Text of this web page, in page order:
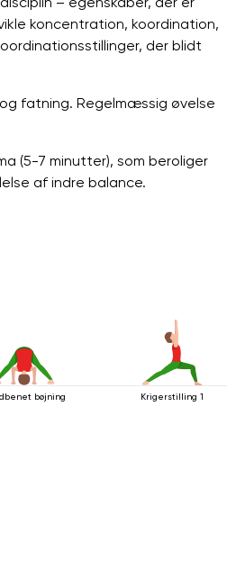
koncentration, koordination,
der blidt
fatning. Regelmæssig øvelse
(5-7 minutter), som beroliger
af indre balance.
bøjning Krigerstilling 1